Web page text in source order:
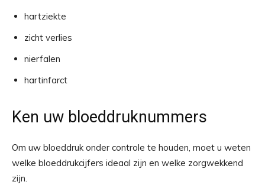
hartziekte
zicht verlies
nierfalen
hartinfarct
Ken uw bloeddruknummers
Om uw bloeddruk onder controle te houden, moet u weten
welke bloeddrukcijfers ideaal zijn en welke zorgwekkend
zijn.